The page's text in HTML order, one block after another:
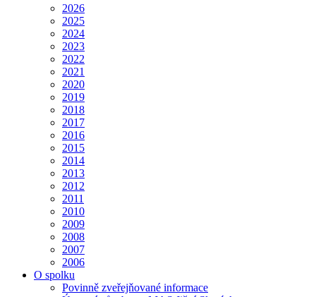
2026
2025
2024
2023
2022
2021
2020
2019
2018
2017
2016
2015
2014
2013
2012
2011
2010
2009
2008
2007
2006
O spolku
Povinně zveřejňované informace